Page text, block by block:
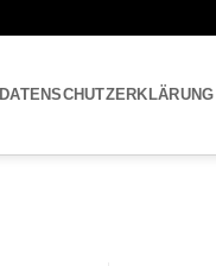
DATENSCHUTZERKLÄRUNG